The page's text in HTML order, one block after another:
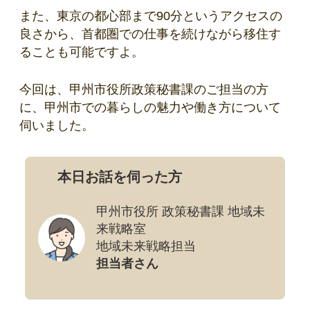
また、東京の都心部まで90分というアクセスの
良さから、首都圏での仕事を続けながら移住す
ることも可能ですよ。
今回は、甲州市役所政策秘書課のご担当の方
に、甲州市での暮らしの魅力や働き方について
伺いました。
本日お話を伺った方
甲州市役所 政策秘書課 地域未
来戦略室
地域未来戦略担当
担当者さん